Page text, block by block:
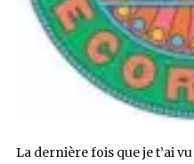
La dernière fois que je t’ai vu